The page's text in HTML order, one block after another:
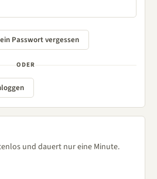
ODER
und dauert nur eine Minute.